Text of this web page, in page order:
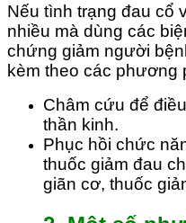
Nếu tình trạng đau cổ
nhiều mà dùng các
chứng giảm người
kèm theo các phương
Châm cứu để
thần kinh.
Phục hồi chức
thuốc giảm đau
giãn cơ, thuốc